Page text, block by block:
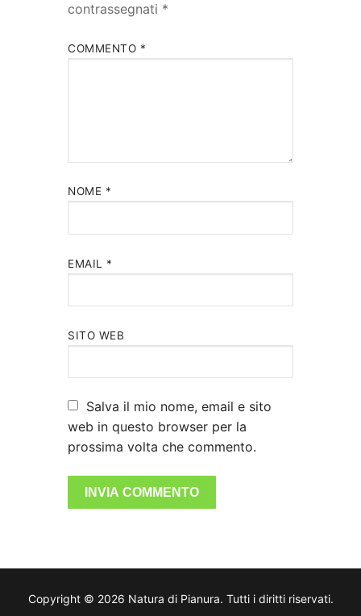
contrassegnati *
COMMENTO *
NOME *
EMAIL *
SITO WEB
Salva il mio nome, email e sito
web in questo browser per la
prossima volta che commento.
Copyright © 2026 Natura di Pianura. Tutti i diritti riservati.